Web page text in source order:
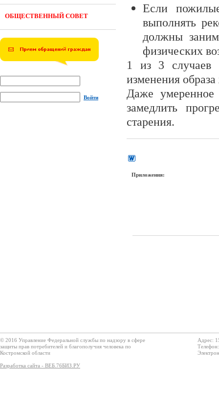
ОБЩЕСТВЕННЫЙ СОВЕТ
Войти
Если
выполнять
должны
физических
1 из 3 случаев
изменения
Даже умеренное
замедлить
старения.
Приложения:
© 2016 Управление Федеральной службы по надзору в сфере
защиты прав потребителей и благополучия человека по
Костромской области
Разработка сайта - ВЕБ.76БИЗ.РУ
Адрес: